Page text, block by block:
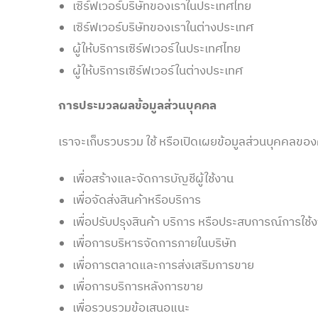
เซิร์ฟเวอร์บริษัทของเราในประเทศไทย
เซิร์ฟเวอร์บริษัทของเราในต่างประเทศ
ผู้ให้บริการเซิร์ฟเวอร์ในประเทศไทย
ผู้ให้บริการเซิร์ฟเวอร์ในต่างประเทศ
การประมวลผลข้อมูลส่วนบุคคล
เราจะเก็บรวบรวม ใช้ หรือเปิดเผยข้อมูลส่วนบุคคลข
เพื่อสร้างและจัดการบัญชีผู้ใช้งาน
เพื่อจัดส่งสินค้าหรือบริการ
เพื่อปรับปรุงสินค้า บริการ หรือประสบการณ์การใช้
เพื่อการบริหารจัดการภายในบริษัท
เพื่อการตลาดและการส่งเสริมการขาย
เพื่อการบริการหลังการขาย
เพื่อรวบรวมข้อเสนอแนะ